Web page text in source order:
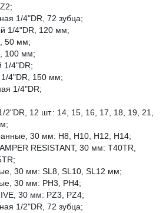
1/4"DR, 72 зубца;
1/4"DR, 120 мм;
50 мм;
100 мм;
1/4"DR;
1/4"DR, 150 мм;
1/4"DR;
2"DR, 12 шт.: 14, 15, 16, 17, 18, 19, 21,
30 мм: H8, H10, H12, H14;
RESISTANT, 30 мм: T40TR,
30 мм: SL8, SL10, SL12 мм;
30 мм: PH3, PH4;
30 мм: PZ3, PZ4;
1/2"DR, 72 зубца;